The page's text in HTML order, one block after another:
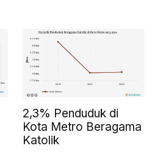
2,3% Penduduk di
Kota Metro Beragama
Katolik